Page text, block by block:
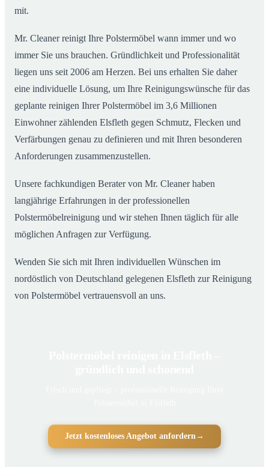
mit.
Mr. Cleaner reinigt Ihre Polstermöbel wann immer und wo
immer Sie uns brauchen. Gründlichkeit und Professionalität
liegen uns seit 2006 am Herzen. Bei uns erhalten Sie daher
eine individuelle Lösung, um Ihre Reinigungswünsche für das
geplante reinigen Ihrer Polstermöbel im 3,6 Millionen
Einwohner zählenden Elsfleth gegen Schmutz, Flecken und
Verfärbungen genau zu definieren und mit Ihren besonderen
Anforderungen zusammenzustellen.
Unsere fachkundigen Berater von Mr. Cleaner haben
langjährige Erfahrungen in der professionellen
Polstermöbelreinigung und wir stehen Ihnen täglich für alle
möglichen Anfragen zur Verfügung.
Wenden Sie sich mit Ihren individuellen Wünschen im
nordöstlich von Deutschland gelegenen Elsfleth zur Reinigung
von Polstermöbel vertrauensvoll an uns.
Jetzt kostenloses Angebot anfordern→